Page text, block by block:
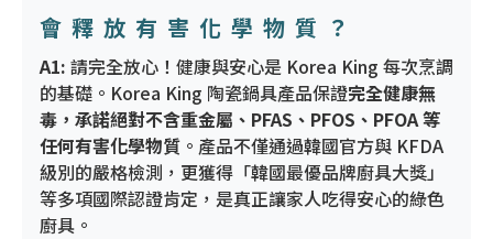
會釋放有害化學物質？
A1: 請完全放心！健康與安心是 Korea King 每次烹調
的基礎。Korea King 陶瓷鍋具產品保證完全健康無
毒，承諾絕對不含重金屬、PFAS、PFOS、PFOA 等
任何有害化學物質 。產品不僅通過韓國官方與 KFDA
級別的嚴格檢測，更獲得「韓國最優品牌廚具大獎」
等多項國際認證肯定，是真正讓家人吃得安心的綠色
廚具。